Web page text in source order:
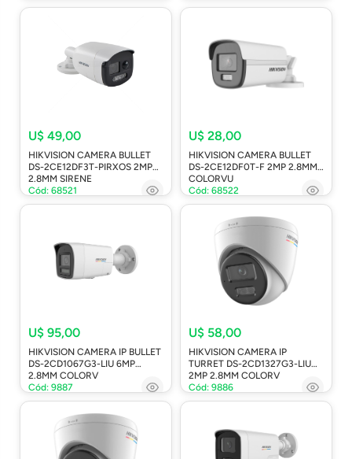
U$ 49,00
HIKVISION CAMERA BULLET
DS-2CE12DF3T-PIRXOS 2MP
2.8MM SIRENE
Cód: 68521
U$ 28,00
HIKVISION CAMERA BULLET
DS-2CE12DF0T-F 2MP 2.8MM
COLORVU
Cód: 68522
U$ 95,00
HIKVISION CAMERA IP BULLET
DS-2CD1067G3-LIU 6MP
2.8MM COLORV
Cód: 9887
U$ 58,00
HIKVISION CAMERA IP
TURRET DS-2CD1327G3-LIU
2MP 2.8MM COLORV
Cód: 9886